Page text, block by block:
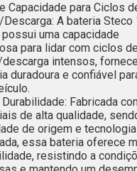
Capacidade para Ciclos
Descarga: A bateria Steco
uma capacidade
para lidar com ciclos de
intensos,
duradoura e confiável
Fabricada
de alta qualidade,
de origem e tecnologia
essa bateria oferece
resistindo a